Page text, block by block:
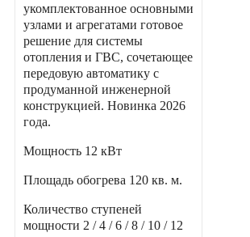
укомплектованное основными
узлами и агрегатами готовое
решение для системы
отопления и ГВС, сочетающее
передовую автоматику с
продуманной инженерной
конструкцией. Новинка 2026
года.
Мощность 12 кВт
Площадь обогрева 120 кв. м.
Количество ступеней
мощности 2 / 4 / 6 / 8 / 10 / 12